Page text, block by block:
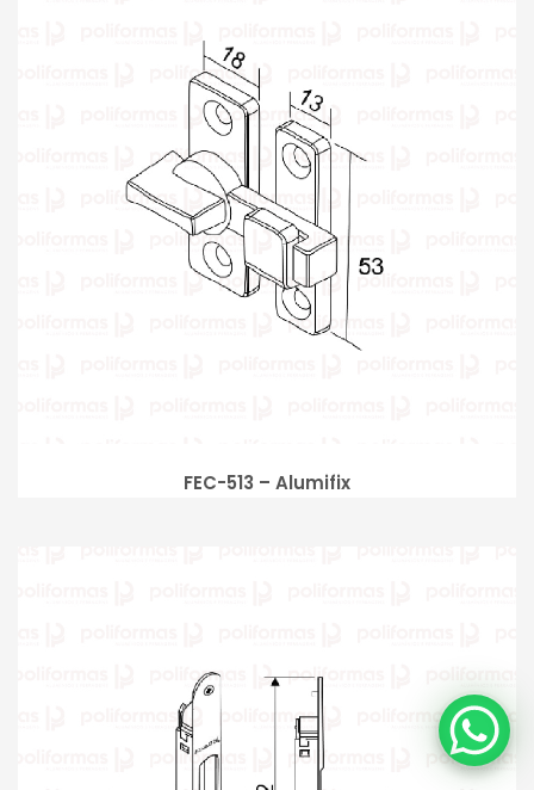
FEC-513 – Alumifix